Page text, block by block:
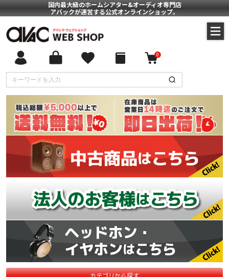
国内最大級のホームシアター&オーディオ専門店
アバックが運営する公式オンラインショップ。
0
カテゴリから探す